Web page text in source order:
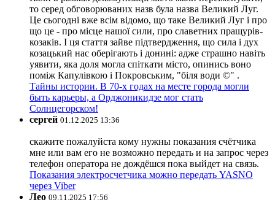
то серед обговорюваних назв була назва Великий Луг.
Це сьогодні вже всім відомо, що таке Великий Луг і про
що це - про місце нашої сили, про славетних пращурів-
козаків. І ця стаття зайве підтвердження, що сила і дух
козацький нас оберігають і донині: адже страшно навіть
уявити, яка доля могла спіткати місто, опинись воно
поміж Капулівкою і Покровським, "біля води ©" .
Тайны истории. В 70-х годах на месте города могли
быть карьеры, а Орджоникидзе мог стать
Солнцегорском!
сергей 01.12.2025 13:36
скажите пожалуйста кому нужны показания счётчика
мне или вам его не возможно передать и на запрос через
телефон оператора не дождёшся пока выйдет на связь.
Показания электросчетчика можно передать YASNO
через Viber
Лео 09.11.2025 17:56